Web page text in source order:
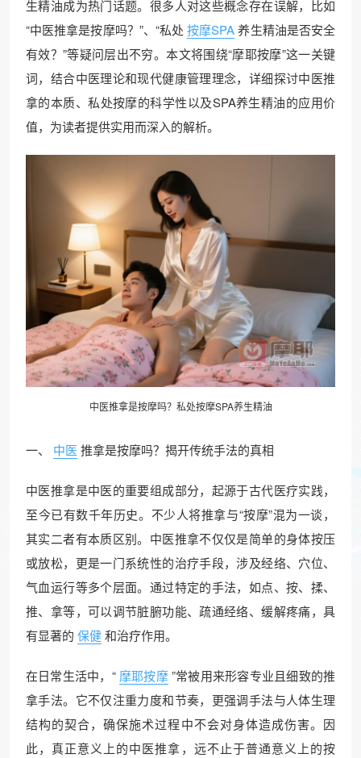
生精油成为热门话题。很多人对这些概念存在误解，比如
“中医推拿是按摩吗？”、“私处 按摩SPA 养生精油是否安全
有效？”等疑问层出不穷。本文将围绕“摩耶按摩”这一关键
词，结合中医理论和现代健康管理理念，详细探讨中医推
拿的本质、私处按摩的科学性以及SPA养生精油的应用价
值，为读者提供实用而深入的解析。
中医推拿是按摩吗？私处按摩SPA养生精油
一、 中医 推拿是按摩吗？揭开传统手法的真相
中医推拿是中医的重要组成部分，起源于古代医疗实践，
至今已有数千年历史。不少人将推拿与“按摩”混为一谈，
其实二者有本质区别。中医推拿不仅仅是简单的身体按压
或放松，更是一门系统性的治疗手段，涉及经络、穴位、
气血运行等多个层面。通过特定的手法，如点、按、揉、
推、拿等，可以调节脏腑功能、疏通经络、缓解疼痛，具
有显著的 保健和治疗作用。
在日常生活中，“ 摩耶按摩”常被用来形容专业且细致的推
拿手法。它不仅注重力度和节奏，更强调手法与人体生理
结构的契合，确保施术过程中不会对身体造成伤害。因
此，真正意义上的中医推拿，远不止于普通意义上的按